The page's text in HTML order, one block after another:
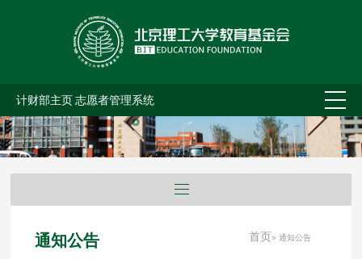
计财部主页志愿者管理系统
通知公告 首页» 通知公告